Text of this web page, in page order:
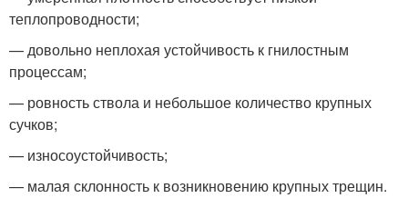
теплопроводности;
— довольно неплохая устойчивость к гнилостным
процессам;
— ровность ствола и небольшое количество крупных
сучков;
— износоустойчивость;
— малая склонность к возникновению крупных трещин.